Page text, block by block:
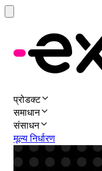
प्रोडक्ट
समाधान
संसाधन
मूल्य निर्धारण